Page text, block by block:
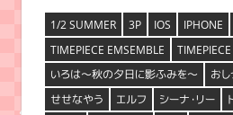
1/2 SUMMER 3P IOS IPHONE
TIMEPIECE EMSEMBLE
いろは～秋の夕日に影ふみを～
おし
せせなやう
エルフ シーナ・リー